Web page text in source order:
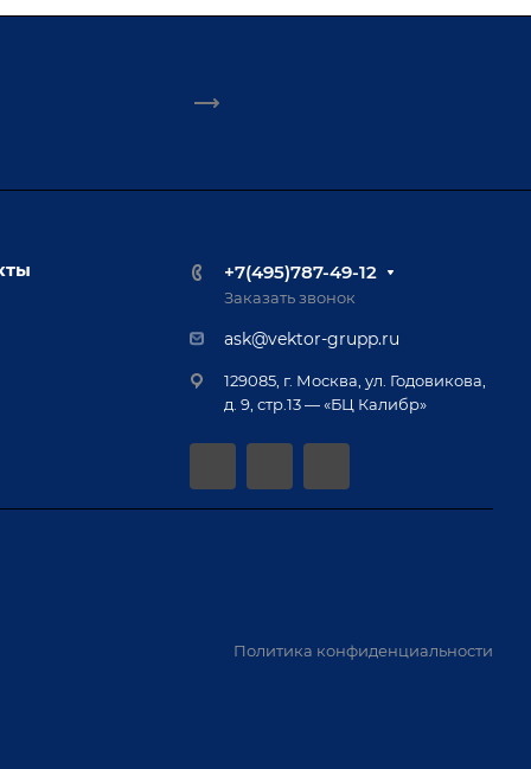
+7(495)787-49-12
Заказать звонок
ask@vektor-grupp.ru
129085, г. Москва, ул. Годовикова,
д. 9, стр.13 — «БЦ Калибр»
Политика конфиденциальности